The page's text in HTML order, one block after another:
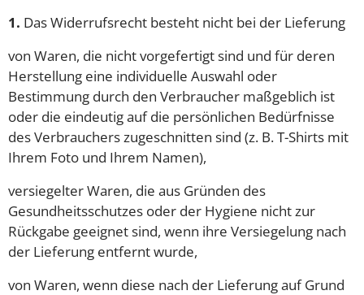
1. Das Widerrufsrecht besteht nicht bei der Lieferung
von Waren, die nicht vorgefertigt sind und für deren
Herstellung eine individuelle Auswahl oder
Bestimmung durch den Verbraucher maßgeblich ist
oder die eindeutig auf die persönlichen Bedürfnisse
des Verbrauchers zugeschnitten sind (z. B. T-Shirts mit
Ihrem Foto und Ihrem Namen),
versiegelter Waren, die aus Gründen des
Gesundheitsschutzes oder der Hygiene nicht zur
Rückgabe geeignet sind, wenn ihre Versiegelung nach
der Lieferung entfernt wurde,
von Waren, wenn diese nach der Lieferung auf Grund